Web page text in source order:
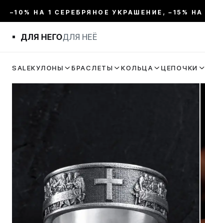
–10% НА 1 СЕРЕБРЯНОЕ УКРАШЕНИЕ, –15%
ДЛЯ НЕГОДЛЯ НЕЁ
SALEКУЛОНЫ БРАСЛЕТЫ КОЛЬЦА ЦЕПОЧКИ